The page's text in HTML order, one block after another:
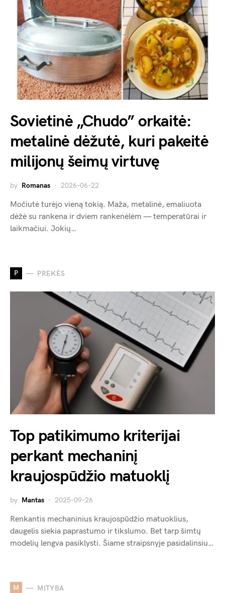
Sovietinė „Chudo” orkaitė:
metalinė dėžutė, kuri pakeitė
milijonų šeimų virtuvę
by Romanas 2026-06-22
Močiutė turėjo vieną tokią. Maža, metalinė, emaliuota
dėžė su rankena ir dviem rankenėlėm — temperatūrai ir
laikmačiui. Jokių…
P PREKĖS
Top patikimumo kriterijai
perkant mechaninį
kraujospūdžio matuoklį
by Mantas 2025-09-26
Renkantis mechaninius kraujospūdžio matuoklius,
daugelis siekia paprastumo ir tikslumo. Bet tarp šimtų
modelių lengva pasiklysti. Šiame straipsnyje pasidalinsiu…
M MITYBA